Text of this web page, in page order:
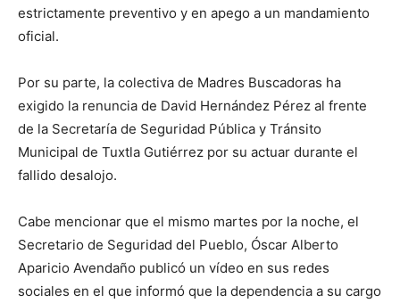
estrictamente preventivo y en apego a un mandamiento
oficial.
Por su parte, la colectiva de Madres Buscadoras ha
exigido la renuncia de David Hernández Pérez al frente
de la Secretaría de Seguridad Pública y Tránsito
Municipal de Tuxtla Gutiérrez por su actuar durante el
fallido desalojo.
Cabe mencionar que el mismo martes por la noche, el
Secretario de Seguridad del Pueblo, Óscar Alberto
Aparicio Avendaño publicó un vídeo en sus redes
sociales en el que informó que la dependencia a su cargo